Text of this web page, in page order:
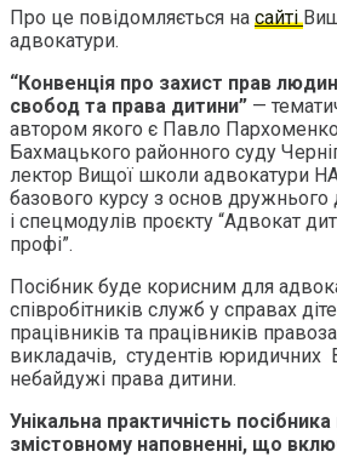
Про це повідомляється на сайті
адвокатури.
“Конвенція про захист прав
свобод та права дитини” —
автором якого є Павло
Бахмацького районного суду
лектор Вищої школи адвокатури
базового курсу з основ дружнього
і спецмодулів проєкту “Адвокат
профі”.
Посібник буде корисним для
співробітників служб у справах
працівників та працівників
викладачів, студентів юридичних
небайдужі права дитини.
Унікальна практичність
змістовному наповненні, що